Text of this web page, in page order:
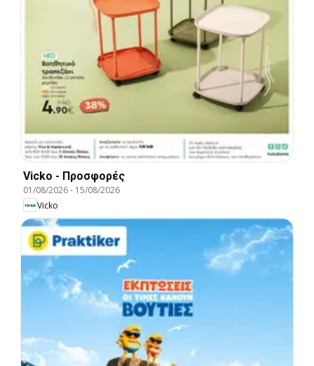
Vicko - Προσφορές
01/08/2026- 15/08/2026
Vicko